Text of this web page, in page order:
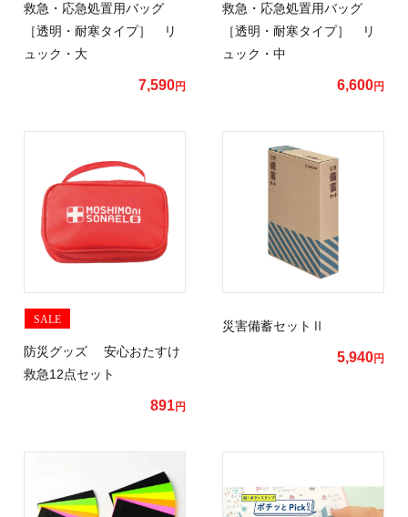
救急・応急処置用バッグ
［透明・耐寒タイプ］ リ
ュック・大
7,590円
救急・応急処置用バッグ
［透明・耐寒タイプ］ リ
ュック・中
6,600円
SALE
防災グッズ 安心おたすけ
救急12点セット
891円
災害備蓄セットⅡ
5,940円